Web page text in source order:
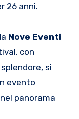
26 anni.
Nove Eventi
con
si
evento
panorama